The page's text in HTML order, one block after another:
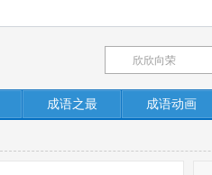
成语之最 成语动画